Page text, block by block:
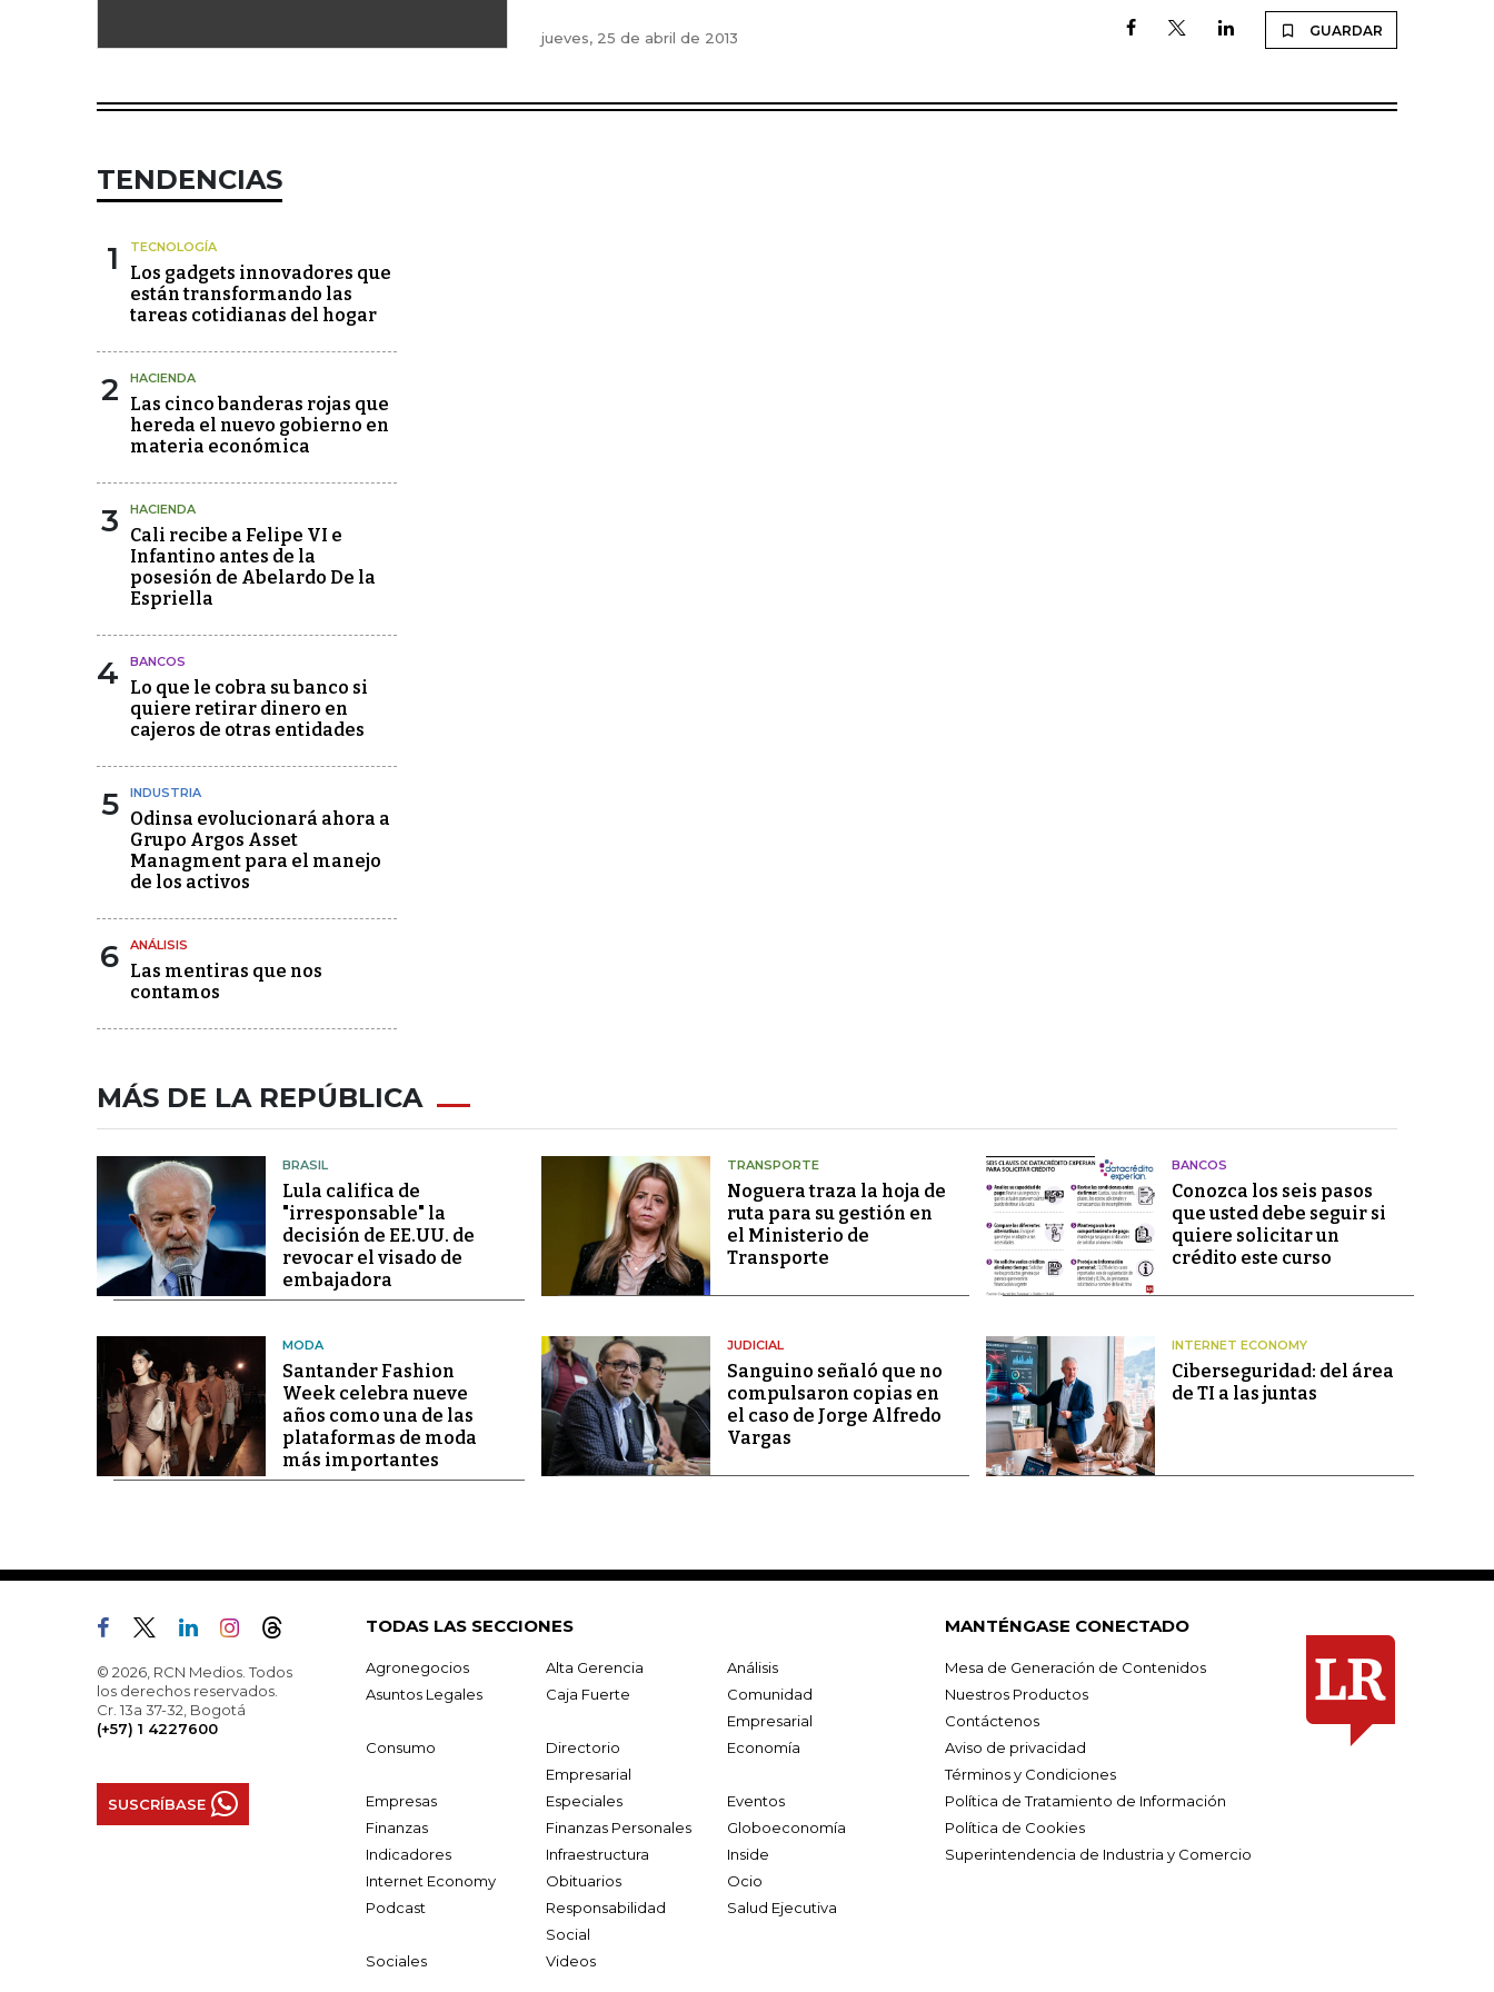
jueves, 25 de abril de 2013 GUARDAR
TENDENCIAS
1 TECNOLOGÍA
Los gadgets innovadores que
están transformando las
tareas cotidianas del hogar
2 HACIENDA
Las cinco banderas rojas que
hereda el nuevo gobierno en
materia económica
3 HACIENDA
Cali recibe a Felipe VI e
Infantino antes de la
posesión de Abelardo De la
Espriella
4 BANCOS
Lo que le cobra su banco si
quiere retirar dinero en
cajeros de otras entidades
5 INDUSTRIA
Odinsa evolucionará ahora a
Grupo Argos Asset
Managment para el manejo
de los activos
6 ANÁLISIS
Las mentiras que nos
contamos
MÁS DE LA REPÚBLICA
BRASIL
Lula califica de
"irresponsable" la
decisión de EE.UU. de
revocar el visado de
embajadora
TRANSPORTE
Noguera traza la hoja de
ruta para su gestión en
el Ministerio de
Transporte
BANCOS
Conozca los seis pasos
que usted debe seguir si
quiere solicitar un
crédito este curso
MODA
Santander Fashion
Week celebra nueve
años como una de las
plataformas de moda
más importantes
JUDICIAL
Sanguino señaló que no
compulsaron copias en
el caso de Jorge Alfredo
Vargas
INTERNET ECONOMY
Ciberseguridad: del área
de TI a las juntas
© 2026, RCN Medios. Todos
los derechos reservados.
Cr. 13a 37-32, Bogotá
(+57) 1 4227600
SUSCRÍBASE
TODAS LAS SECCIONES
Agronegocios Alta Gerencia
Análisis
Asuntos Legales
Caja Fuerte
Comunidad
Empresarial
Consumo
Directorio
Empresarial
Economía
Empresas Especiales
Eventos
Finanzas
Finanzas Personales
Globoeconomía
Indicadores
Infraestructura
Inside
Internet Economy
Obituarios
Ocio
Podcast
Responsabilidad
Social
Salud Ejecutiva
Sociales Videos
MANTÉNGASE CONECTADO
Mesa de Generación de Contenidos
Nuestros Productos
Contáctenos
Aviso de privacidad
Términos y Condiciones
Política de Tratamiento de Información
Política de Cookies
Superintendencia de Industria y Comercio